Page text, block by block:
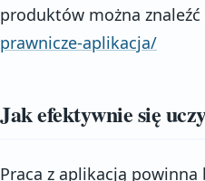
produktów można
prawnicze-aplikacja/
Jak efektywnie się
Praca z aplikacją powinna